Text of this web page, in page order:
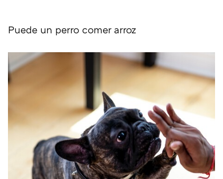
Puede un perro comer arroz